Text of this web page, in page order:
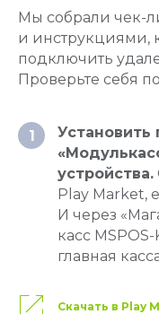
Мы собрали чек-
и инструкциями,
подключить
Проверьте себя
1
устройства.
Play Market,
И через
касс
главная
Скачать в Play
Оцените нас:
Мобильное
Мы в социальных сетях:
Создаём только
и кассовые решения